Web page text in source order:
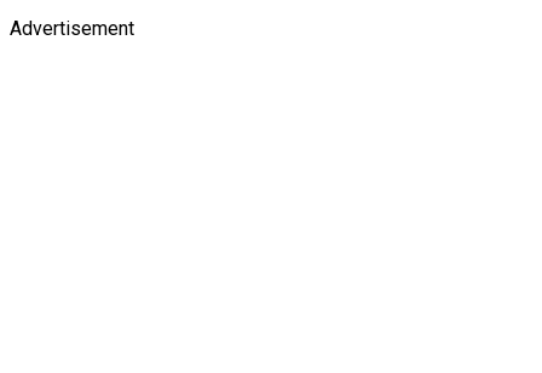
Advertisement